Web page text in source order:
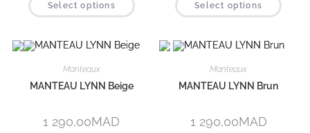
Select options Select options
Manteaux
MANTEAU LYNN Beige
1 290,00MAD
Manteaux
MANTEAU LYNN Brun
1 290,00MAD